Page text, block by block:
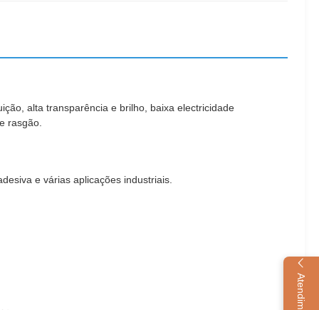
alta transparência e brilho, baixa electricidade
rasgão.
e várias aplicações industriais.